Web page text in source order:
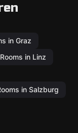
in Graz
in Linz
in Salzburg